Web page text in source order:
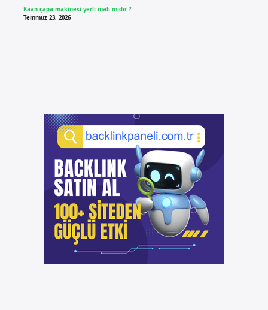
Kaan çapa makinesi yerli malı mıdır ?
Temmuz 23, 2026